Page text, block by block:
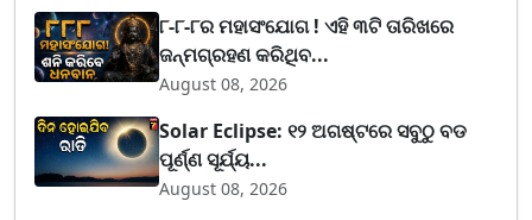
୮-୮-୮ର ମହାସଂଯୋଗ ! ଏହି ୩ଟି ତାରିଖରେ
ଜନ୍ମଗ୍ରହଣ କରିଥିବ...
August 08, 2026
Solar Eclipse: ୧୨ ଅଗଷ୍ଟରେ ସବୁଠୁ ବଡ
ପୂର୍ଣ୍ଣ ସୂର୍ଯ୍ୟ...
August 08, 2026